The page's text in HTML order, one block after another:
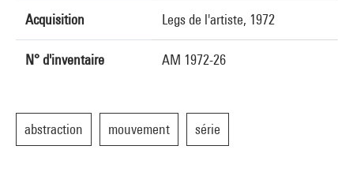
Acquisition Legs de l'artiste, 1972
N° d'inventaire AM 1972-26
abstraction mouvement série